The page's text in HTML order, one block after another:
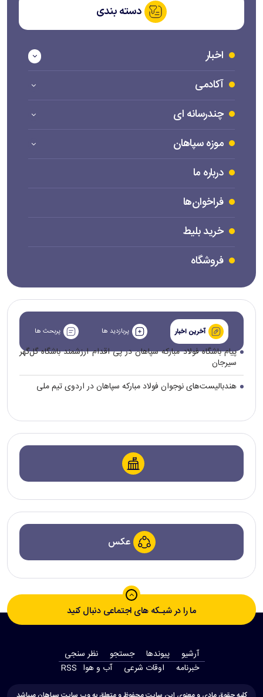
دسته بندی
اخبار
آکادمی
چندرسانه ای
موزه سپاهان
درباره ما
فراخوان‌ها
خرید بلیط
فروشگاه
آخرین اخبار پربازدید ها پربحث ها
پیام باشگاه فولاد مبارکه سپاهان در پی اقدام ارزشمند باشگاه گل‌گهر
سیرجان
هندبالیست‌های نوجوان فولاد مبارکه سپاهان در اردوی تیم ملی
عکس
ما را در شبـکه های اجتماعی دنبال کنید
آرشیو پیوندها جستجو
نظر سنجی
‫خبرنامه‬
اوقات شرعی آب و هوا RSS